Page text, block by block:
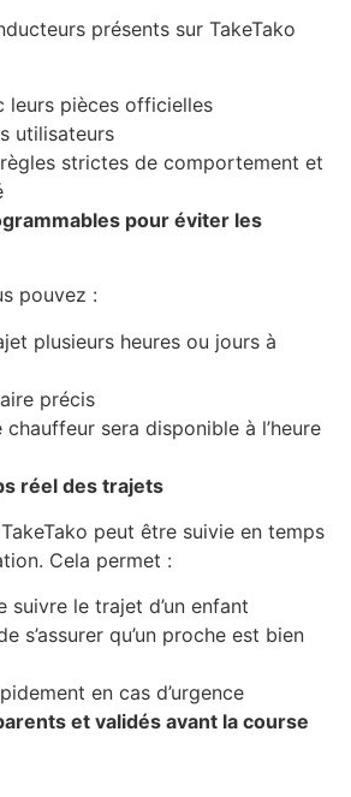
présents sur TakeTako
leurs pièces officielles
utilisateurs
strictes de comportement et
pour éviter les
pouvez :
plusieurs heures ou jours à
précis
chauffeur sera disponible à l’heure
réel des trajets
peut être suivie en temps
Cela permet :
suivre le trajet d’un enfant
s’assurer qu’un proche est bien
en cas d’urgence
et validés avant la course